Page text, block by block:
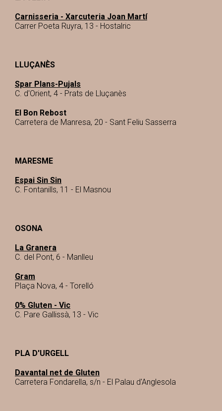
Carnisseria - Xarcuteria Joan Martí
Carrer Poeta Ruyra, 13 - Hostalric
LLUÇANÈS
Spar Plans-Pujals
C. d'Orient, 4 - Prats de Lluçanès
El Bon Rebost
Carretera de Manresa, 20 - Sant Feliu Sasserra
MARESME
Espai Sin Sin
C. Fontanills, 11 - El Masnou
OSONA
La Granera
C. del Pont, 6 - Manlleu
Gram
Plaça Nova, 4 - Torelló
0% Gluten - Vic
C. Pare Gallissà, 13 - Vic
PLA D'URGELL
Davantal net de Gluten
Carretera Fondarella, s/n - El Palau d'Anglesola